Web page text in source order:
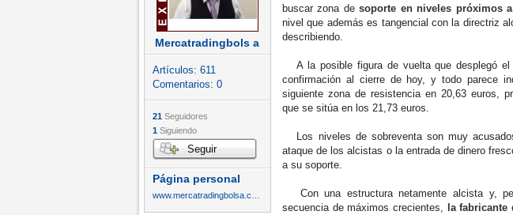
Mercatradingbols a
Artículos: 611
Comentarios: 0
21 Seguidores
1 Siguiendo
Seguir
Página personal
buscar zona desoporte en niveles próximos
nivel que además es tangencial con la directriz
describiendo.
A la posible figura de vuelta que desplegó el
confirmación al cierre de hoy, y todo parece
siguiente zona de resistencia en 20,63 euros,
que se sitúa en los 21,73 euros.
Los niveles de sobreventa son muy
ataque de los alcistas o la entrada de dinero
a su soporte.
Con una estructura netamente alcista y,
secuencia de máximos crecientes,
la fabricante